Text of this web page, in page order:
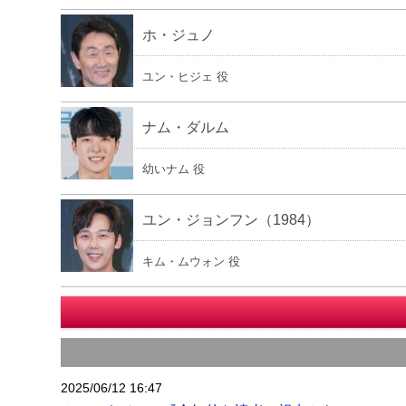
ホ・ジュノ
ユン・ヒジェ 役
ナム・ダルム
幼いナム 役
ユン・ジョンフン（1984）
キム・ムウォン 役
2025/06/12 16:47